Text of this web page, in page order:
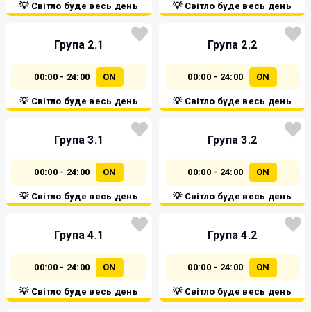
💡 Світло буде весь день 💡 Світло буде весь день
Група 2.1
00:00 - 24:00 ON
💡 Світло буде весь день
Група 2.2
00:00 - 24:00 ON
💡 Світло буде весь день
Група 3.1
00:00 - 24:00 ON
💡 Світло буде весь день
Група 3.2
00:00 - 24:00 ON
💡 Світло буде весь день
Група 4.1
00:00 - 24:00 ON
💡 Світло буде весь день
Група 4.2
00:00 - 24:00 ON
💡 Світло буде весь день